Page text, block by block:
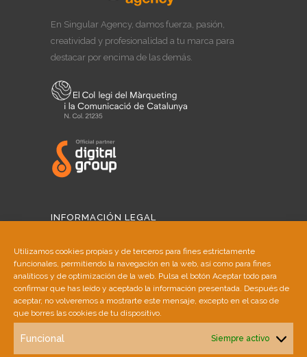
Utilizamos cookies propias y de terceros para fines estrictamente
funcionales, permitiendo la navegación en la web, así como para fines
analíticos y de optimización de la web. Pulsa el botón Aceptar todo para
confirmar que has leído y aceptado la información presentada. Después de
aceptar, no volveremos a mostrarte este mensaje, excepto en el caso de
que borres las cookies de tu dispositivo.
Funcional Siempre activo
En Singular Agency, damos fuerza, pasión,
creatividad y profesionalidad a tu marca para
destacar por encima de las demás.
INFORMACIÓN LEGAL
Política de Cookies
Política de Privacidad
SINGULAR AGENCY